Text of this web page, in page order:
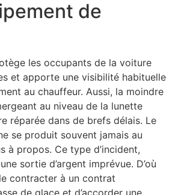
de
les occupants de la voiture
et apporte une visibilité habituelle
au chauffeur. Aussi, la moindre
au niveau de la lunette
réparée dans de brefs délais. Le
se produit souvent jamais au
à propos. Ce type d’incident,
sortie d’argent imprévue. D’où
contracter à un contrat
de glace et d’accorder une